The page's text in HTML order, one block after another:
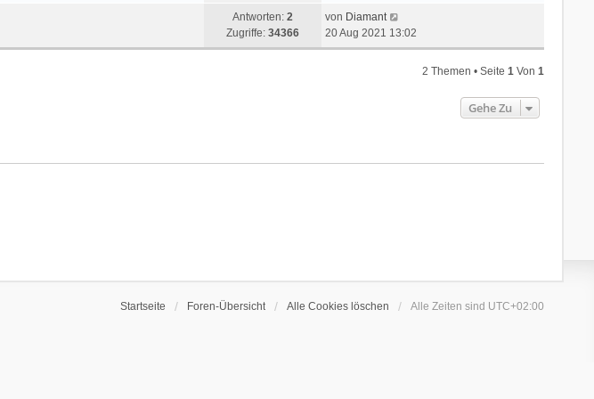
Antworten: 2
Zugriffe: 34366
von Diamant
20 Aug 2021 13:02
2 Themen • Seite1 Von1
Gehe Zu
Startseite Foren-Übersicht Alle Cookies löschen Alle Zeiten sind UTC+02:00